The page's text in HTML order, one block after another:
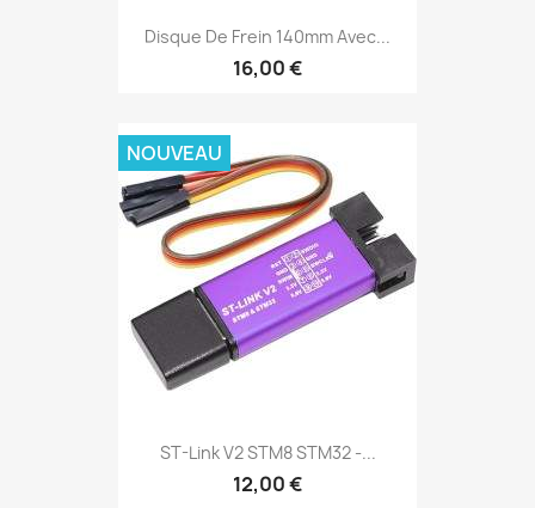
Disque De Frein 140mm Avec...
16,00 €
ST-Link V2 STM8 STM32 -...
12,00 €
NOUVEAU